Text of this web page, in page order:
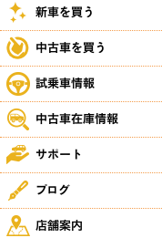
新車を買う
中古車を買う
試乗車情報
中古車在庫情報
サポート
ブログ
店舗案内